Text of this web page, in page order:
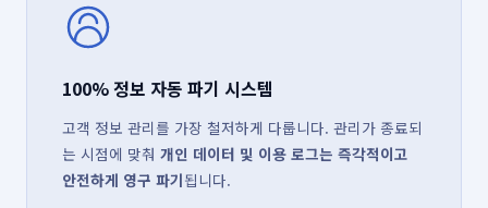
100% 정보 자동 파기 시스템
고객 정보 관리를 가장 철저하게 다룹니다. 관리가 종료되
는 시점에 맞춰 개인 데이터 및 이용 로그는 즉각적이고
안전하게 영구 파기됩니다.